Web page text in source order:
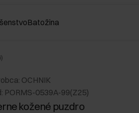
Batožina
OCHNIK
PORMS-0539A-99(Z25)
kožené puzdro